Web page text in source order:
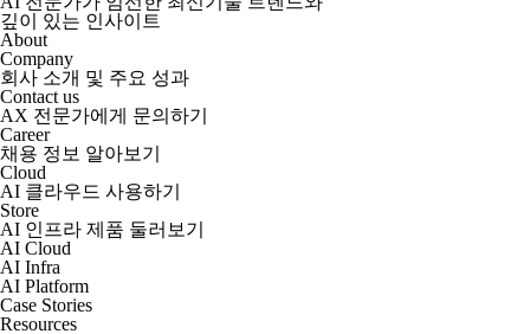
깊이 있는 인사이트
About
Company
회사 소개 및 주요 성과
Contact us
AX 전문가에게 문의하기
Career
채용 정보 알아보기
Cloud
AI 클라우드 사용하기
Store
AI 인프라 제품 둘러보기
AI Cloud
AI Infra
AI Platform
Case Stories
Resources